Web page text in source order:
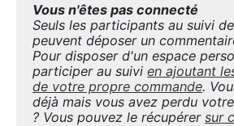
Vous n'êtes pas connecté
Seuls les participants au suivi
peuvent déposer un
Pour disposer d'un espace
participer au suivi en ajoutant
de votre propre commande.
déjà mais vous avez perdu
? Vous pouvez le récupérer sur